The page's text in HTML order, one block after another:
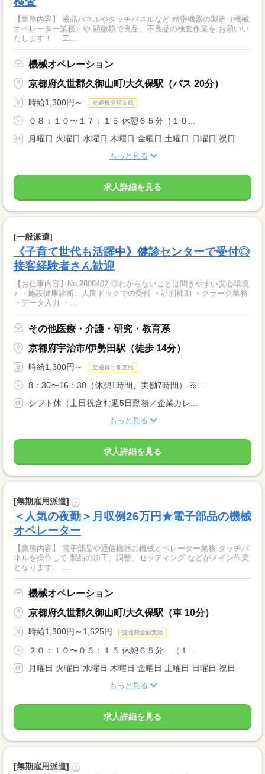
【業務内容】 液晶パネルやタッチパネルなど 精密機器の製造（機械
オペレーター業務）や 顕微鏡で良品、不良品の検査作業を お願いい
たします！ 工...
機械オペレーション
京都府久世郡久御山町/大久保駅（バス 20分）
時給1,300円～ 交通費全額支給
０８：１０〜１７：１５ 休憩６５分（１０...
月曜日 火曜日 水曜日 木曜日 金曜日 土曜日 日曜日 祝日
もっと見る
求人詳細を見る
[一般派遣]
《子育て世代も活躍中》健診センターで受付◎
接客経験者さん歓迎
【お仕事内容】No.2606402 ◎わからないことは聞きやすい安心環境
♪ ・施設健康診断、人間ドックでの受付 ・計測補助 ・クラーク業務
・データ入力 ・...
その他医療・介護・研究・教育系
京都府宇治市/伊勢田駅（徒歩 14分）
時給1,300円～ 交通費一部支給
8：30〜16：30（休憩1時間、実働7時間） ※...
シフト休（土日祝含む週5日勤務／企業カレ...
もっと見る
求人詳細を見る
[無期雇用派遣] ?
＜人気の夜勤＞月収例26万円★電子部品の機械
オペレーター
【業務内容】 電子部品や通信機器の機械オペレーター業務 タッチパ
ネルを操作して 製品の加工、調整、セッティング などがメイン作業
となります。 ...
機械オペレーション
京都府久世郡久御山町/大久保駅（車 10分）
時給1,300円～1,625円 交通費全額支給
２０：１０〜０５：１５ 休憩６５分 （１...
月曜日 火曜日 水曜日 木曜日 金曜日 土曜日 日曜日 祝日
もっと見る
求人詳細を見る
[無期雇用派遣] ?